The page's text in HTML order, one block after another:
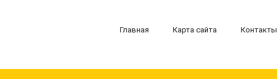
Главная Карта сайта Контакты